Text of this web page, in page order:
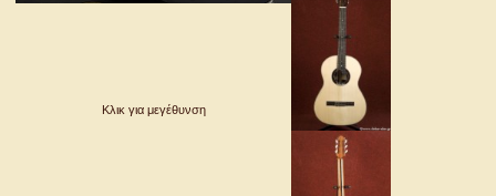
Κλικ για μεγέθυνση